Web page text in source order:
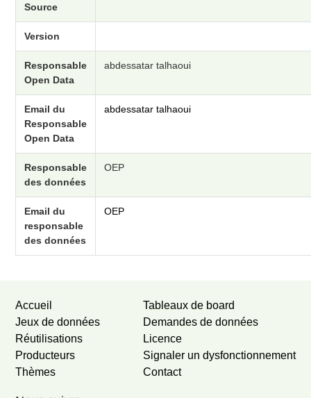
Source
Version
Responsable
Open Data
abdessatar talhaoui
Email du
Responsable
Open Data
abdessatar talhaoui
Responsable
des données
OEP
Email du
responsable
des données
OEP
Accueil
Jeux de données
Réutilisations
Producteurs
Thèmes
Tableaux de board
Demandes de données
Licence
Signaler un dysfonctionnement
Contact